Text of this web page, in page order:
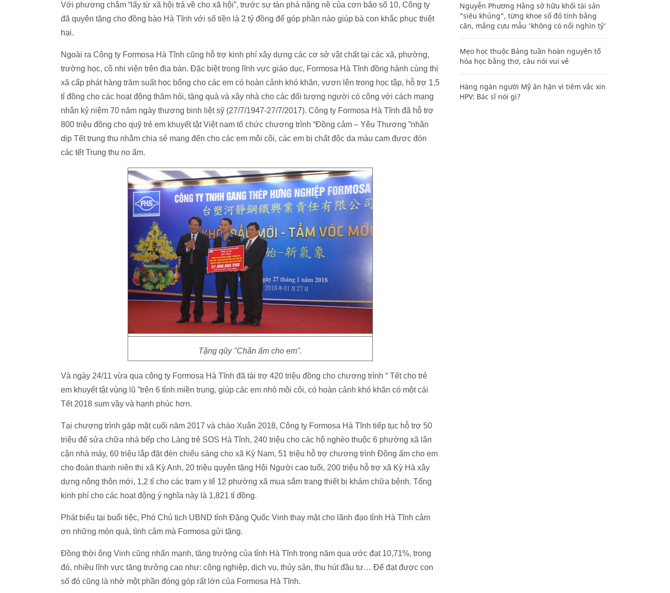
Với phương châm “lấy từ xã hội trả về cho xã hội”, trước sự tàn phá nặng nề của cơn bão số 10, Công ty
đã quyên tặng cho đồng bào Hà Tĩnh với số tiền là 2 tỷ đồng để góp phần nào giúp bà con khắc phục thiệt
hại.
Ngoài ra Công ty Formosa Hà Tĩnh cũng hỗ trợ kinh phí xây dựng các cơ sở vật chất tại các xã, phường,
trường học, cô nhi viện trên địa bàn. Đặc biệt trong lĩnh vực giáo dục, Formosa Hà Tĩnh đồng hành cùng thị
xã cấp phát hàng trăm suất học bổng cho các em có hoàn cảnh khó khăn, vươn lên trong học tập, hỗ trợ 1,5
tỉ đồng cho các hoạt động thăm hỏi, tặng quà và xây nhà cho các đối tượng người có công với cách mạng
nhân kỷ niệm 70 năm ngày thương binh liệt sỹ (27/7/1947-27/7/2017). Công ty Formosa Hà Tĩnh đã hỗ trợ
800 triệu đồng cho quỹ trẻ em khuyết tật Việt nam tổ chức chương trình “Đồng cảm – Yêu Thương ”nhân
dịp Tết trung thu nhằm chia sẻ mang đến cho các em môi côi, các em bị chất độc da màu cam được đón
các tết Trung thu no ấm.
Tặng qũy "Chăn ấm cho em".
Và ngày 24/11 vừa qua công ty Formosa Hà Tĩnh đã tài trợ 420 triệu đồng cho chương trình “ Tết cho trẻ
em khuyết tật vùng lũ ”trên 6 tỉnh miền trung, giúp các em nhỏ môi côi, có hoàn cảnh khó khăn có một cái
Tết 2018 sum vầy và hạnh phúc hơn.
Tại chương trình gặp mặt cuối năm 2017 và chào Xuân 2018, Công ty Formosa Hà Tĩnh tiếp tục hỗ trợ 50
triệu để sửa chữa nhà bếp cho Làng trẻ SOS Hà Tĩnh, 240 triệu cho các hộ nghèo thuộc 6 phường xã lân
cận nhà máy, 60 triệu lắp đặt đèn chiếu sáng cho xã Kỳ Nam, 51 triệu hỗ trợ chương trình Đông ấm cho em
cho đoàn thanh niên thị xã Kỳ Anh, 20 triệu quyên tặng Hội Người cao tuổi, 200 triệu hỗ trợ xã Kỳ Hà xây
dựng nông thôn mới, 1,2 tỉ cho các trạm y tế 12 phường xã mua sắm trang thiết bị khám chữa bệnh. Tổng
kinh phí cho các hoạt động ý nghĩa này là 1,821 tỉ đồng.
Phát biểu tại buổi tiệc, Phó Chủ tịch UBND tỉnh Đặng Quốc Vinh thay mặt cho lãnh đạo tỉnh Hà Tĩnh cảm
ơn những món quà, tình cảm mà Formosa gửi tặng.
Đồng thời ông Vinh cũng nhấn mạnh, tăng trưởng của tỉnh Hà Tĩnh trong năm qua ước đạt 10,71%, trong
đó, nhiều lĩnh vực tăng trưởng cao như: công nghiệp, dịch vụ, thủy sản, thu hút đầu tư… Để đạt được con
số đó cũng là nhờ một phần đóng góp rất lớn của Formosa Hà Tĩnh.
Nguyễn Phương Hằng sở hữu khối tài sản
"siêu khủng", từng khoe sổ đỏ tính bằng
cân, mắng cựu mẫu 'không có nổi nghìn tỷ'
Mẹo học thuộc Bảng tuần hoàn nguyên tố
hóa học bằng thơ, câu nói vui vẻ
Hàng ngàn người Mỹ ân hận vì tiêm vắc xin
HPV: Bác sĩ nói gì?